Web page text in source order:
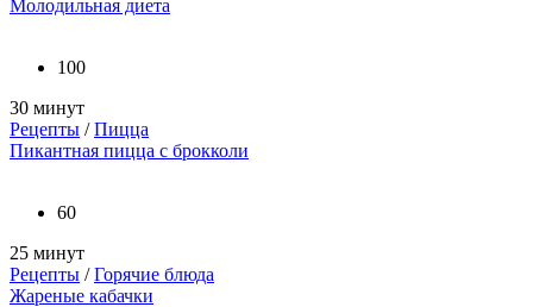
Молодильная диета
100
30 минут
Рецепты /Пицца
Пикантная пицца с брокколи
60
25 минут
Рецепты /Горячие блюда
Жареные кабачки